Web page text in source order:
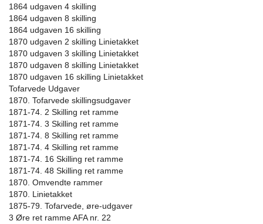
1864 udgaven 4 skilling
1864 udgaven 8 skilling
1864 udgaven 16 skilling
1870 udgaven 2 skilling Linietakket
1870 udgaven 3 skilling Linietakket
1870 udgaven 8 skilling Linietakket
1870 udgaven 16 skilling Linietakket
Tofarvede Udgaver
1870. Tofarvede skillingsudgaver
1871-74. 2 Skilling ret ramme
1871-74. 3 Skilling ret ramme
1871-74. 8 Skilling ret ramme
1871-74. 4 Skilling ret ramme
1871-74. 16 Skilling ret ramme
1871-74. 48 Skilling ret ramme
1870. Omvendte rammer
1870. Linietakket
1875-79. Tofarvede, øre-udgaver
3 Øre ret ramme AFA nr. 22